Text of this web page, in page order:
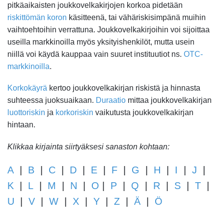
pitkäaikaisten joukkovelkakirjojen korkoa pidetään
riskittömän koron käsitteenä, tai vähäriskisimpänä muihin
vaihtoehtoihin verrattuna. Joukkovelkakirjoihin voi sijoittaa
useilla markkinoilla myös yksityishenkilöt, mutta usein
niillä voi käydä kauppaa vain suuret instituutiot ns. OTC-
markkinoilla.
Korkokäyrä kertoo joukkovelkakirjan riskistä ja hinnasta
suhteessa juoksuaikaan. Duraatio mittaa joukkovelkakirjan
luottoriskin ja korkoriskin vaikutusta joukkovelkakirjan
hintaan.
Klikkaa kirjainta siirtyäksesi sanaston kohtaan:
A B C D E F G H I J
K
L M N O P Q R S T
U
V W X Y Z Ä Ö